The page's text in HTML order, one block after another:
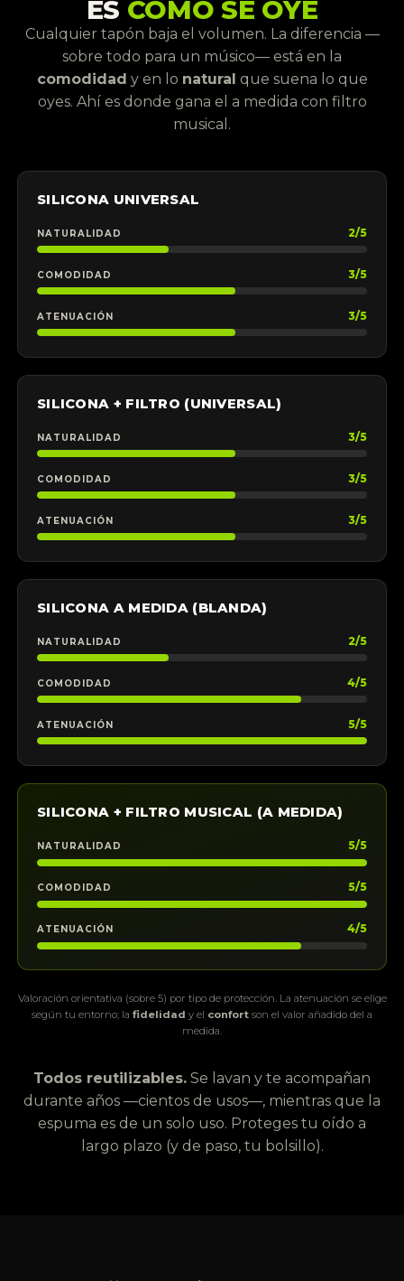
ES CÓMO SE OYE
Cualquier tapón baja el volumen. La diferencia —
sobre todo para un músico— está en la
comodidad y en lo natural que suena lo que
oyes. Ahí es donde gana el a medida con filtro
musical.
SILICONA UNIVERSAL
NATURALIDAD 2/5
COMODIDAD 3/5
ATENUACIÓN 3/5
SILICONA + FILTRO (UNIVERSAL)
NATURALIDAD 3/5
COMODIDAD 3/5
ATENUACIÓN 3/5
SILICONA A MEDIDA (BLANDA)
NATURALIDAD 2/5
COMODIDAD 4/5
ATENUACIÓN 5/5
SILICONA + FILTRO MUSICAL (A MEDIDA)
NATURALIDAD 5/5
COMODIDAD 5/5
ATENUACIÓN 4/5
Valoración orientativa (sobre 5) por tipo de protección. La atenuación se elige
según tu entorno; la fidelidad y el confort son el valor añadido del a
medida.
Todos reutilizables. Se lavan y te acompañan
durante años —cientos de usos—, mientras que la
espuma es de un solo uso. Proteges tu oído a
largo plazo (y de paso, tu bolsillo).